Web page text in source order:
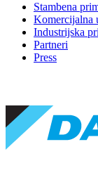
Stambena
Komercijalna
Industrijska
Partneri
Press